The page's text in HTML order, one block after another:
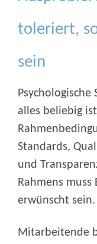
toleriert,
sein
alles beliebig
Standards,
und
Rahmens
erwünscht sein.
Mitarbeitende